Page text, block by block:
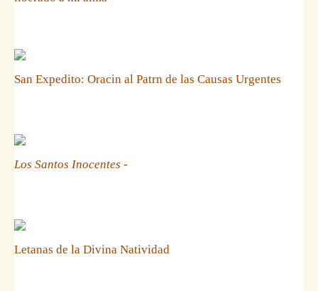
San Expedito: Oracin al Patrn de las Causas Urgentes
Los Santos Inocentes -
Letanas de la Divina Natividad